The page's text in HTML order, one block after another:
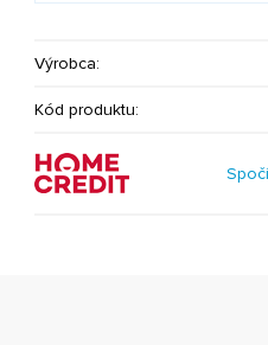
Výrobca:
Kód produktu: